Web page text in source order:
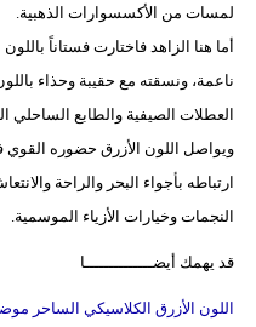
لمسات من الأكسسوارات الذهبية.
أما هنا الزاهد فاختارت فستاناً
ناعمة، ونسقته مع حقيبة وحذاء
العطلات الصيفية والطابع الساحلي
ارتباطه بأجواء البحر والراحة
النجمات وخيارات الأزياء الموسمية.
قد يهمك أيضــــــــــــــا
اللون الأزرق الكلاسيكي الساحر موضة